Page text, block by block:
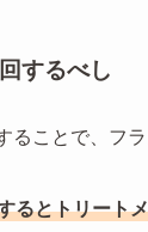
するべし
ることで、フ
るとトリート